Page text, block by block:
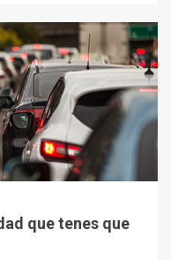
que tenes que